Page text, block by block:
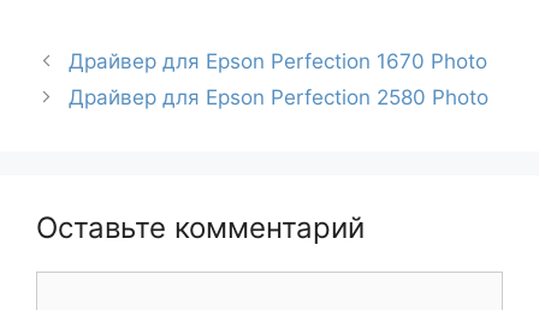
Навигация
записи
Драйвер для Epson Perfection 1670 Photo
Драйвер для Epson Perfection 2580 Photo
Оставьте комментарий